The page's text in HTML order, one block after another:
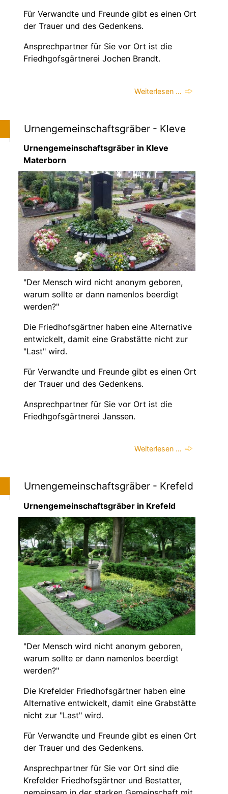
Für Verwandte und Freunde gibt es einen Ort
der Trauer und des Gedenkens.
Ansprechpartner für Sie vor Ort ist die
Friedhgofsgärtnerei Jochen Brandt.
Weiterlesen …
Urnengemeinschaftsgräber - Kleve
Urnengemeinschaftsgräber in Kleve
Materborn
"Der Mensch wird nicht anonym geboren,
warum sollte er dann namenlos beerdigt
werden?"
Die Friedhofsgärtner haben eine Alternative
entwickelt, damit eine Grabstätte nicht zur
"Last" wird.
Für Verwandte und Freunde gibt es einen Ort
der Trauer und des Gedenkens.
Ansprechpartner für Sie vor Ort ist die
Friedhgofsgärtnerei Janssen.
Weiterlesen …
Urnengemeinschaftsgräber - Krefeld
Urnengemeinschaftsgräber in Krefeld
"Der Mensch wird nicht anonym geboren,
warum sollte er dann namenlos beerdigt
werden?"
Die Krefelder Friedhofsgärtner haben eine
Alternative entwickelt, damit eine Grabstätte
nicht zur "Last" wird.
Für Verwandte und Freunde gibt es einen Ort
der Trauer und des Gedenkens.
Ansprechpartner für Sie vor Ort sind die
Krefelder Friedhofsgärtner und Bestatter,